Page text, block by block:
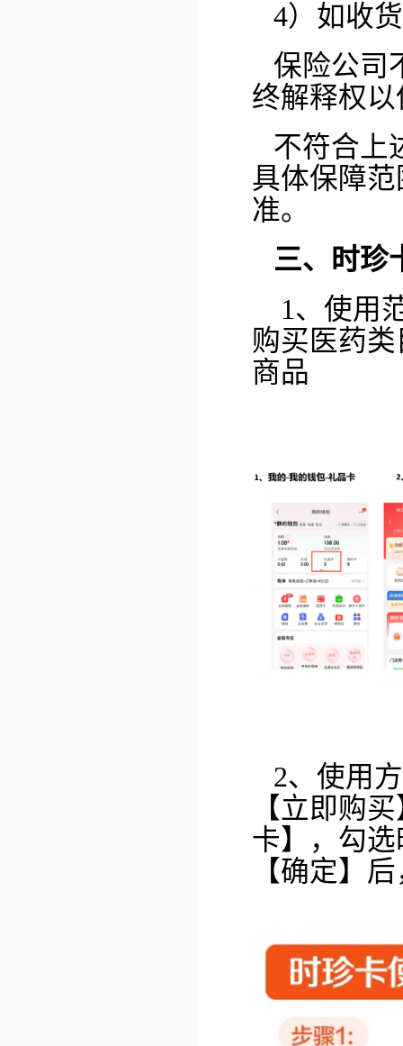
4）如收
保险公司
终解释权
不符合上
具体保障
准。
三、时珍
1、使用
购买医药
商品
2、使用
【立即购
卡】，勾
【确定】